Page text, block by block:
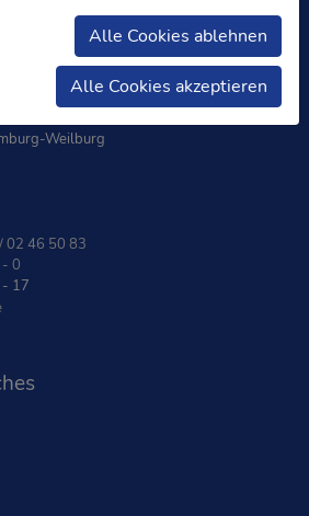
Weilburg
02 46 50 83
0
17
Alle Cookies ablehnen
Alle Cookies akzeptieren